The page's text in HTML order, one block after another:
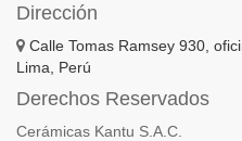
Dirección
Calle Tomas Ramsey 930,
Lima, Perú
Derechos Reservados
Cerámicas Kantu S.A.C.